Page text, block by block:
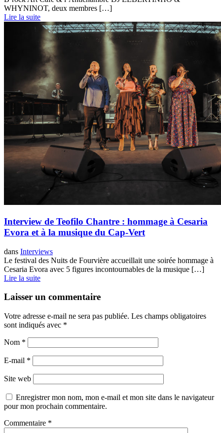
WHYNINOT, deux membres […]
Lire la suite
Interview de Teofilo Chantre : hommage à Cesaria
Evora et à la musique du Cap-Vert
dans Interviews
Le festival des Nuits de Fourvière accueillait une soirée hommage à
Cesaria Evora avec 5 figures incontournables de la musique […]
Lire la suite
Laisser un commentaire
Votre adresse e-mail ne sera pas publiée. Les champs obligatoires
sont indiqués avec *
Nom *
E-mail *
Site web
Enregistrer mon nom, mon e-mail et mon site dans le navigateur
pour mon prochain commentaire.
Commentaire *